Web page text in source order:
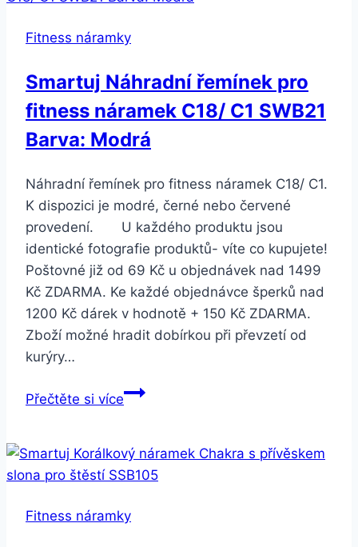
Fitness náramky
Smartuj Náhradní řemínek pro
fitness náramek C18/ C1 SWB21
Barva: Modrá
Náhradní řemínek pro fitness náramek C18/ C1.
K dispozici je modré, černé nebo červené
provedení. U každého produktu jsou
identické fotografie produktů- víte co kupujete!
Poštovné již od 69 Kč u objednávek nad 1499
Kč ZDARMA. Ke každé objednávce šperků nad
1200 Kč dárek v hodnotě + 150 Kč ZDARMA.
Zboží možné hradit dobírkou při převzetí od
kurýry…
Přečtěte si víceSmartuj
pro
fitness
C18/
Fitness náramky